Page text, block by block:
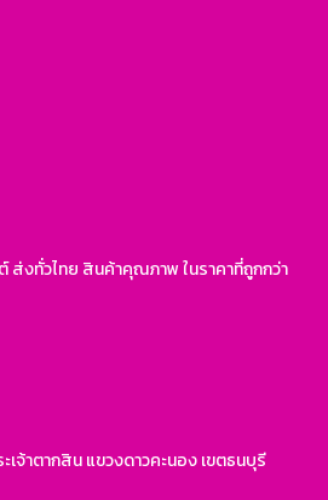
ส่งทั่วไทย สินค้าคุณภาพ ในราคาที่ถูกกว่า
จ้าตากสิน แขวงดาวคะนอง เขตธนบุรี